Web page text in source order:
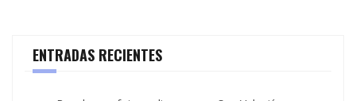
ENTRADAS RECIENTES